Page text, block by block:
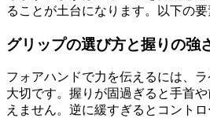
ることが土台になります。以下の要
グリップの選び方と握りの強
フォアハンドで力を伝えるには、
大切です。握りが固過ぎると手首
えません。逆に緩すぎるとコント